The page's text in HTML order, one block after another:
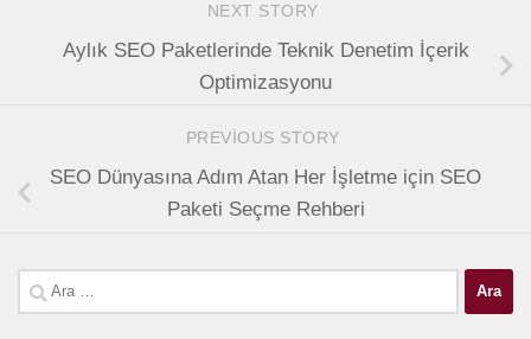
NEXT STORY
Aylık SEO Paketlerinde Teknik Denetim İçerik
Optimizasyonu
PREVIOUS STORY
SEO Dünyasına Adım Atan Her İşletme için SEO
Paketi Seçme Rehberi
Arama: